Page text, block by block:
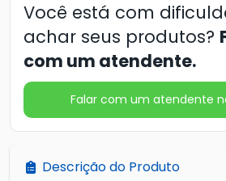
Você está com
achar seus produtos?
com um atendente.
Falar com um atendente
Descrição do Produto